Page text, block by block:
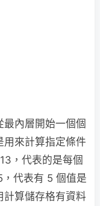
內層開始一個個
來計算指定條件
，代表的是每個
代表有 5 個值是
算儲存格有資料